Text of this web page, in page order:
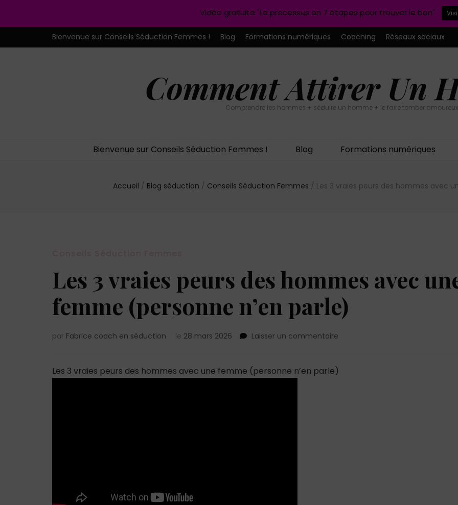
Bienvenue sur Conseils Séduction Femmes ! Blog Formations numériques Coaching Réseaux sociaux
Comment Attirer Un
Comprendre les hommes + séduire un homme + le faire tomber
Bienvenue sur Conseils Séduction Femmes ! Blog Formations numériques
Accueil / Blog séduction / Conseils Séduction Femmes / Les 3 vraies peurs des hommes avec
Les 3 vraies peurs des hommes avec
femme (personne n’en parle)
par Fabrice coach en séduction le 28 mars 2026 Laisser un commentaire
Les 3 vraies peurs des hommes avec une femme (personne n’en parle)
Vidéo gratuite "Le processus en 7 étapes pour trouver le bon"